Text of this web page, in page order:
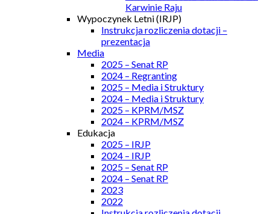
Karwinie Raju
Wypoczynek Letni (IRJP)
Instrukcja rozliczenia dotacji –
prezentacja
Media
2025 – Senat RP
2024 – Regranting
2025 – Media i Struktury
2024 – Media i Struktury
2025 – KPRM/MSZ
2024 – KPRM/MSZ
Edukacja
2025 – IRJP
2024 – IRJP
2025 – Senat RP
2024 – Senat RP
2023
2022